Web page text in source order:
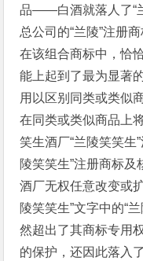
品——白酒就落人了“
总公司的“兰陵”注册
在该组合商标中，恰
能上起到了最为显著
用以区别同类或类似
在同类或类似商品上
笑生酒厂“兰陵笑笑生
陵笑笑生”注册商标
酒厂无权任意改变或
陵笑笑生”文字中的“
然超出了其商标专用
的保护，还因此落入